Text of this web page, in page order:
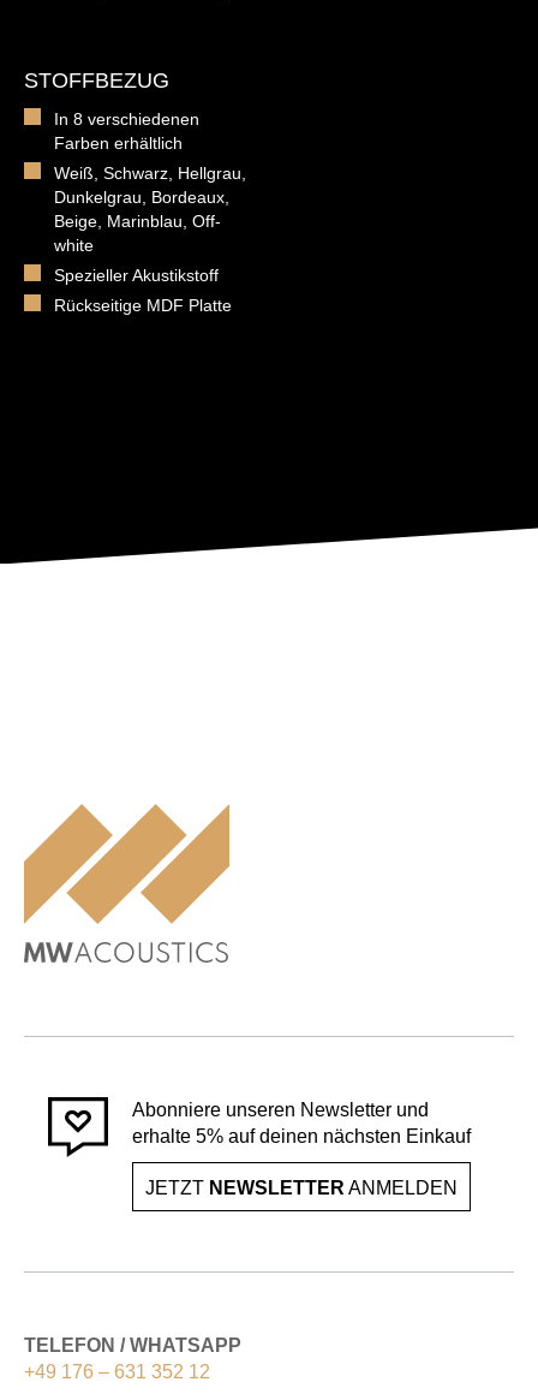
STOFFBEZUG
In 8 verschiedenen
Farben erhältlich
Weiß, Schwarz, Hellgrau,
Dunkelgrau, Bordeaux,
Beige, Marinblau, Off-
white
Spezieller Akustikstoff
Rückseitige MDF Platte
Abonniere unseren Newsletter und
erhalte 5% auf deinen nächsten Einkauf
JETZT NEWSLETTER ANMELDEN
TELEFON / WHATSAPP
+49 176 – 631 352 12